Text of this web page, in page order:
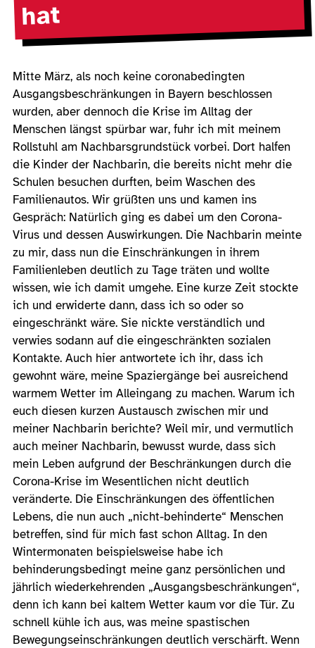
hat
Mitte März, als noch keine coronabedingten
Ausgangsbeschränkungen in Bayern beschlossen
wurden, aber dennoch die Krise im Alltag der
Menschen längst spürbar war, fuhr ich mit meinem
Rollstuhl am Nachbarsgrundstück vorbei. Dort halfen
die Kinder der Nachbarin, die bereits nicht mehr die
Schulen besuchen durften, beim Waschen des
Familienautos. Wir grüßten uns und kamen ins
Gespräch: Natürlich ging es dabei um den Corona-
Virus und dessen Auswirkungen. Die Nachbarin meinte
zu mir, dass nun die Einschränkungen in ihrem
Familienleben deutlich zu Tage träten und wollte
wissen, wie ich damit umgehe. Eine kurze Zeit stockte
ich und erwiderte dann, dass ich so oder so
eingeschränkt wäre. Sie nickte verständlich und
verwies sodann auf die eingeschränkten sozialen
Kontakte. Auch hier antwortete ich ihr, dass ich
gewohnt wäre, meine Spaziergänge bei ausreichend
warmem Wetter im Alleingang zu machen. Warum ich
euch diesen kurzen Austausch zwischen mir und
meiner Nachbarin berichte? Weil mir, und vermutlich
auch meiner Nachbarin, bewusst wurde, dass sich
mein Leben aufgrund der Beschränkungen durch die
Corona-Krise im Wesentlichen nicht deutlich
veränderte. Die Einschränkungen des öffentlichen
Lebens, die nun auch „nicht-behinderte“ Menschen
betreffen, sind für mich fast schon Alltag. In den
Wintermonaten beispielsweise habe ich
behinderungsbedingt meine ganz persönlichen und
jährlich wiederkehrenden „Ausgangsbeschränkungen“,
denn ich kann bei kaltem Wetter kaum vor die Tür. Zu
schnell kühle ich aus, was meine spastischen
Bewegungseinschränkungen deutlich verschärft. Wenn